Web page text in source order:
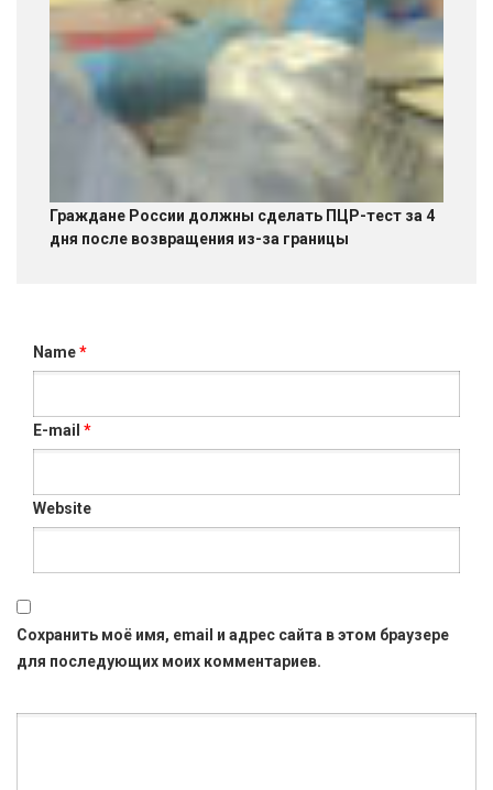
Граждане России должны сделать ПЦР-тест за 4
дня после возвращения из-за границы
Name*
E-mail *
Website
Сохранить моё имя, email и адрес сайта в этом браузере
для последующих моих комментариев.